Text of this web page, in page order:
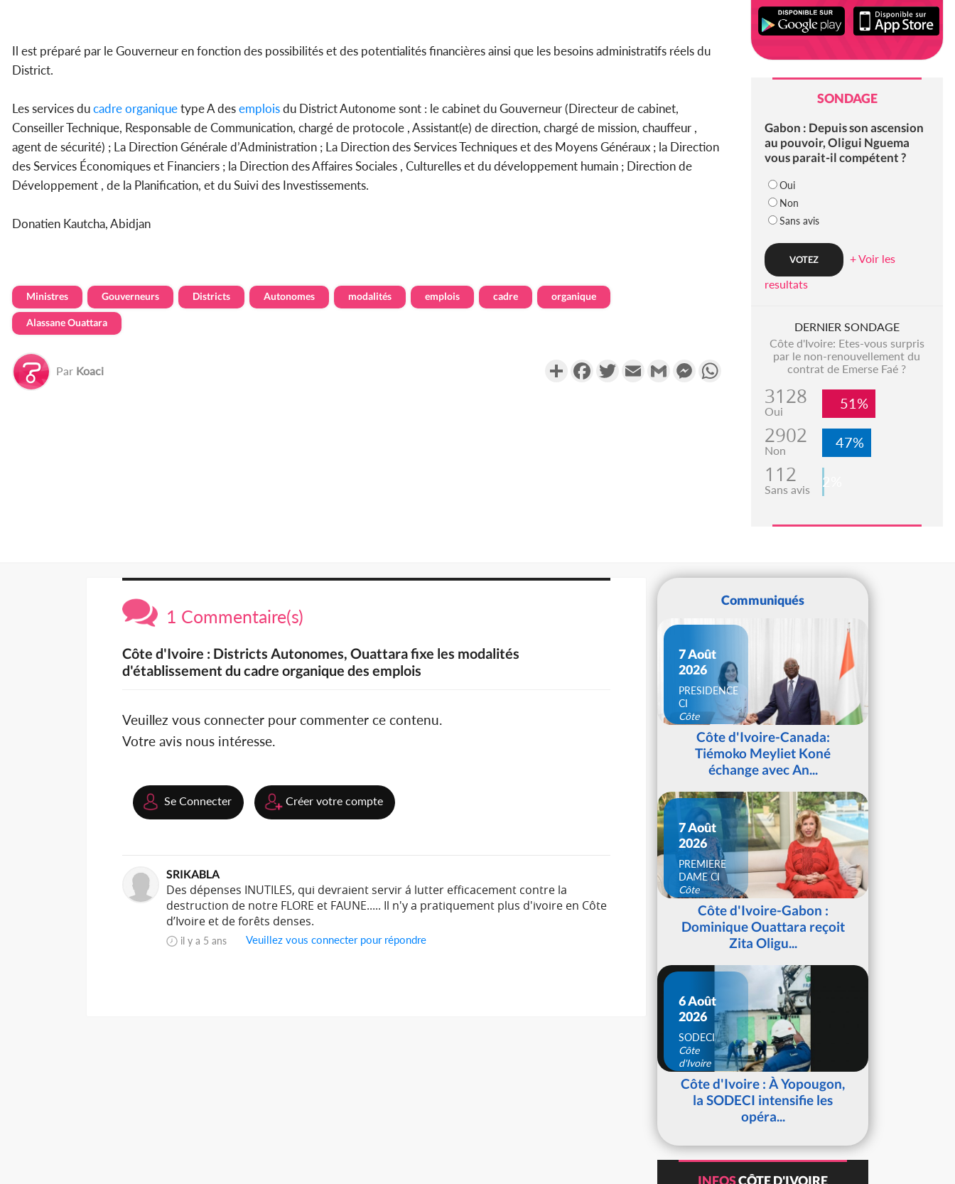
Il est préparé par le Gouverneur en fonction des possibilités et des potentialités financières ainsi que les besoins administratifs réels du
District.
Les services ducadreorganiquetype A desemploisdu District Autonome sont : le cabinet du Gouverneur (Directeur de cabinet,
Conseiller Technique, Responsable de Communication, chargé de protocole , Assistant(e) de direction, chargé de mission, chauffeur ,
agent de sécurité) ; La Direction Générale d’Administration ; La Direction des Services Techniques et des Moyens Généraux ; la Direction
des Services Économiques et Financiers ; la Direction des Affaires Sociales , Culturelles et du développement humain ; Direction de
Développement , de la Planification, et du Suivi des Investissements.
Donatien Kautcha, Abidjan
Ministres Gouverneurs Districts Autonomes modalités emplois cadre organique
Alassane Ouattara
Par Koaci PartagerFacebookTwitterEmail Gmail MessengerWhatsApp
SONDAGE
Gabon : Depuis son ascension
au pouvoir, Oligui Nguema
vous parait-il compétent ?
Oui
Non
Sans avis
+ Voir les
resultats
DERNIER SONDAGE
Côte d'Ivoire: Etes-vous surpris
par le non-renouvellement du
contrat de Emerse Faé ?
3128
Oui 51%
2902
Non 47%
112
Sans avis 2%
1 Commentaire(s)
Côte d'Ivoire : Districts Autonomes, Ouattara fixe les modalités
d'établissement du cadre organique des emplois
Veuillez vous connecter pour commenter ce contenu.
Votre avis nous intéresse.
Se Connecter Créer votre compte
SRIKABLA
Des dépenses INUTILES, qui devraient servir á lutter efficacement contre la
destruction de notre FLORE et FAUNE..... Il n'y a pratiquement plus d'ivoire en Côte
d’Ivoire et de forêts denses.
il y a 5 ans Veuillez vous connecter pour répondre
Communiqués
7 Août
2026
PRESIDENCE
CI
Côte
d'IvoireCôte d'Ivoire-Canada:
Tiémoko Meyliet Koné
échange avec An...
7 Août
2026
PREMIERE
DAME CI
Côte
d'IvoireCôte d'Ivoire-Gabon :
Dominique Ouattara reçoit
Zita Oligu...
6 Août
2026
SODECI
Côte
d'Ivoire
Côte d'Ivoire : À Yopougon,
la SODECI intensifie les
opéra...
INFOSCÔTE D'IVOIRE